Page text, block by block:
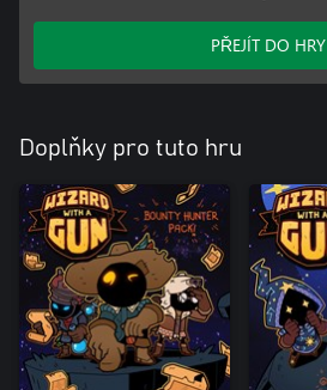
PŘEJÍT DO HRY
Doplňky pro tuto hru